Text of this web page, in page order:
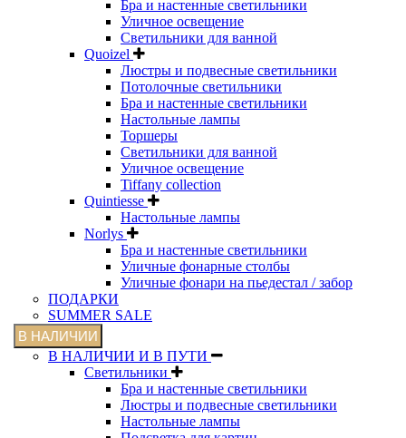
Бра и настенные светильники
Уличное освещение
Светильники для ванной
Quoizel
Люстры и подвесные светильники
Потолочные светильники
Бра и настенные светильники
Настольные лампы
Торшеры
Светильники для ванной
Уличное освещение
Tiffany collection
Quintiesse
Настольные лампы
Norlys
Бра и настенные светильники
Уличные фонарные столбы
Уличные фонари на пьедестал / забор
ПОДАРКИ
SUMMER SALE
В НАЛИЧИИ
В НАЛИЧИИ И В ПУТИ
Светильники
Бра и настенные светильники
Люстры и подвесные светильники
Настольные лампы